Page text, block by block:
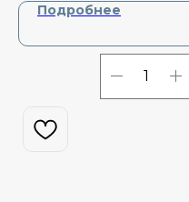
Подробнее